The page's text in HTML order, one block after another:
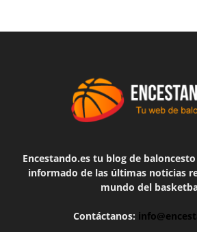
Encestando.es tu blog de
informado de las últimas noticias
mundo del
Contáctanos: